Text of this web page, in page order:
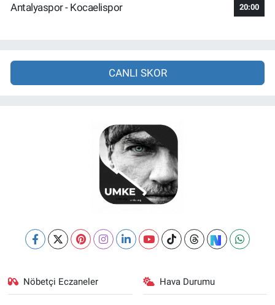
Antalyaspor - Kocaelispor 20:00
CANLI SKOR
Nöbetçi Eczaneler Hava Durumu